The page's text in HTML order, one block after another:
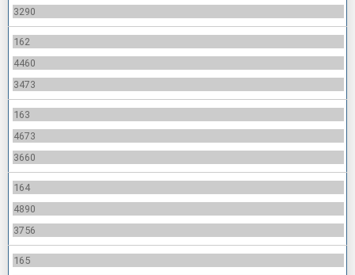
3290
162
4460
3473
163
4673
3660
164
4890
3756
165